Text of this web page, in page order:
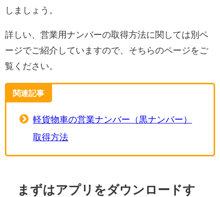
しましょう。
詳しい、営業用ナンバーの取得方法に関しては別ペ
ージでご紹介していますので、そちらのページをご
覧ください。
関連記事
軽貨物車の営業ナンバー（黒ナンバー）
取得方法
まずはアプリをダウンロードす